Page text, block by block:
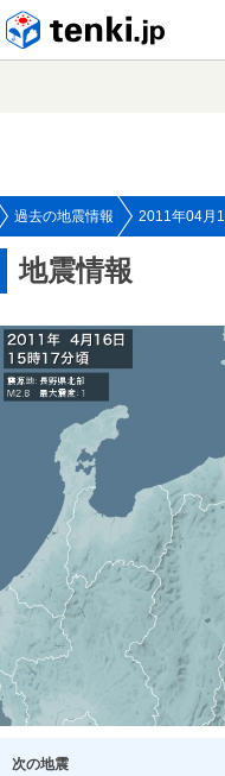
過去の地震情報 2011年04月
地震情報
次の地震